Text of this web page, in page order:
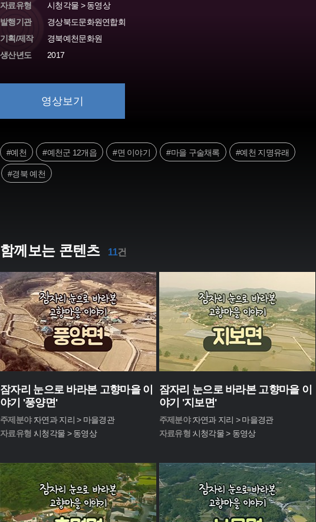
자료유형
시청각물 > 동영상
발행기관
경상북도문화원연합회
기획/제작
경북예천문화원
생산년도
2017
영상보기
#예천 #예천군 12개읍 #면 이야기 #마을 구술채록 #예천 지명유래
#경북 예천
함께보는 콘텐츠 11건
잠자리 눈으로 바라본 고향마을 이
야기 '풍양면'
주제분야 :자연과 지리 > 마을경관
자료유형 :시청각물 > 동영상
잠자리 눈으로 바라본 고향마을 이
야기 '지보면'
주제분야 :자연과 지리 > 마을경관
자료유형 :시청각물 > 동영상